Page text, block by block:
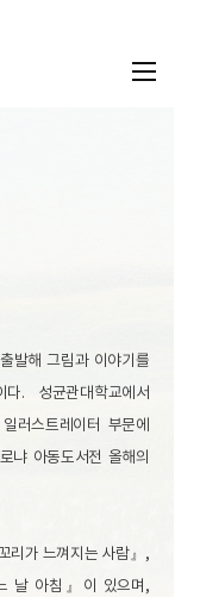
발해 그림과 이야기를
. 성균관대학교에서
러스트레이터 부문에
냐 아동도서전 올해의
리가 느껴지는 사람』,
날 아침』이 있으며,